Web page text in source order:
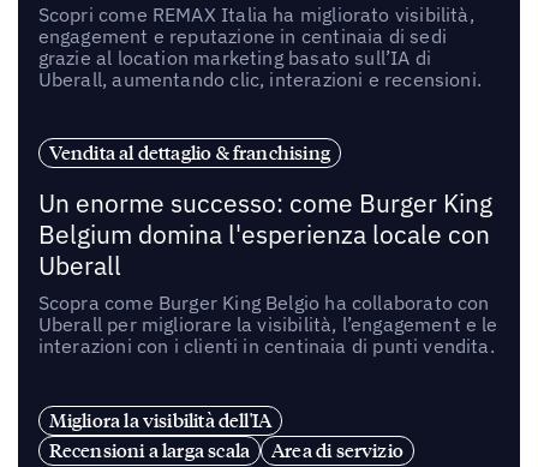
Scopri come REMAX Italia ha migliorato visibilità,
engagement e reputazione in centinaia di sedi
grazie al location marketing basato sull’IA di
Uberall, aumentando clic, interazioni e recensioni.
Vendita al dettaglio & franchising
Un enorme successo: come Burger King
Belgium domina l'esperienza locale con
Uberall
Scopra come Burger King Belgio ha collaborato con
Uberall per migliorare la visibilità, l’engagement e le
interazioni con i clienti in centinaia di punti vendita.
Migliora la visibilità dell'IA
Recensioni a larga scala
Area di servizio